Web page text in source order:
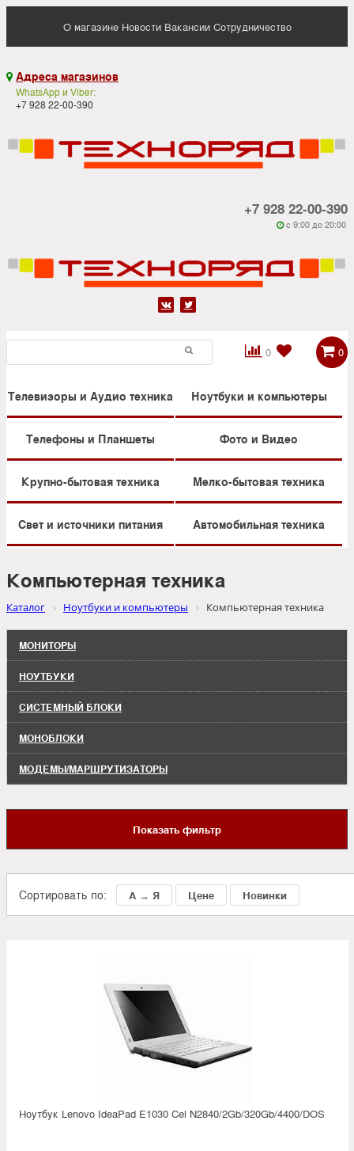
О магазине Новости Вакансии Сотрудничество
 Адреса магазинов
WhatsApp и Viber:
+7 928 22-00-390
+7 928 22-00-390
 c 9:00 до 20:00
 
0

 0
Телевизоры и Аудио техника Ноутбуки и компьютеры
Телефоны и Планшеты Фото и Видео
Крупно-бытовая техника Мелко-бытовая техника
Свет и источники питания Автомобильная техника
Компьютерная техника
Каталог Ноутбуки и компьютеры Компьютерная техника
МОНИТОРЫ
НОУТБУКИ
СИСТЕМНЫЙ БЛОКИ
МОНОБЛОКИ
МОДЕМЫ/МАРШРУТИЗАТОРЫ
Показать фильтр
Сортировать по: А → Я Цене Новинки
Ноутбук Lenovo IdeaPad E1030 Cel N2840/2Gb/320Gb/4400/DOS